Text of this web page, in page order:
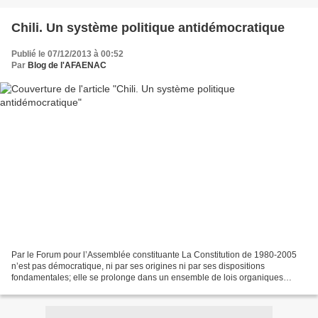
Chili. Un système politique antidémocratique
Publié le 07/12/2013 à 00:52
Par Blog de l'AFAENAC
Par le Forum pour l’Assemblée constituante La Constitution de 1980-2005
n’est pas démocratique, ni par ses origines ni par ses dispositions
fondamentales; elle se prolonge dans un ensemble de lois organiques